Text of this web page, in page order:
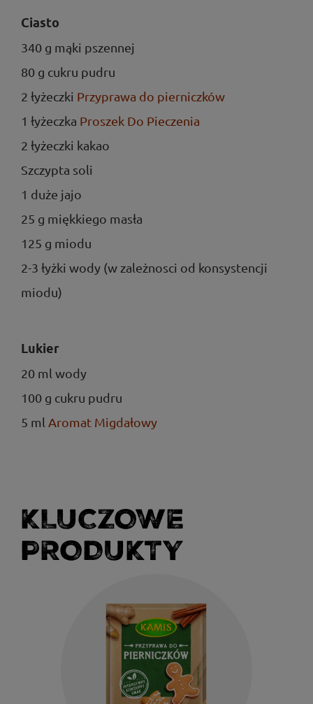
Ciasto
340 g mąki pszennej
80 g cukru pudru
2 łyżeczki Przyprawa do pierniczków
1 łyżeczka Proszek Do Pieczenia
2 łyżeczki kakao
Szczypta soli
1 duże jajo
25 g miękkiego masła
125 g miodu
2-3 łyżki wody (w zależnosci od konsystencji
miodu)
Lukier
20 ml wody
100 g cukru pudru
5 ml Aromat Migdałowy
KLUCZOWE
PRODUKTY